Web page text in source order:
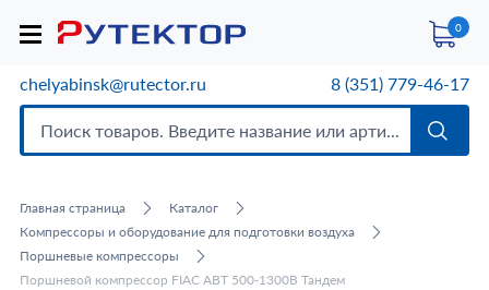
0
chelyabinsk@rutector.ru 8 (351) 779-46-17
Главная страница
Каталог
Компрессоры и оборудование для подготовки воздуха
Поршневые компрессоры
Поршневой компрессор FIAC ABT 500-1300B Тандем